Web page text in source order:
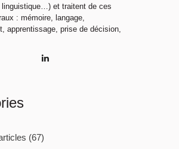
linguistique…) et traitent de ces
: mémoire, langage,
apprentissage, prise de décision,
(67)